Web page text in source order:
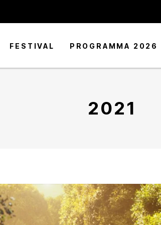
FESTIVAL PROGRAMMA 2026
2021